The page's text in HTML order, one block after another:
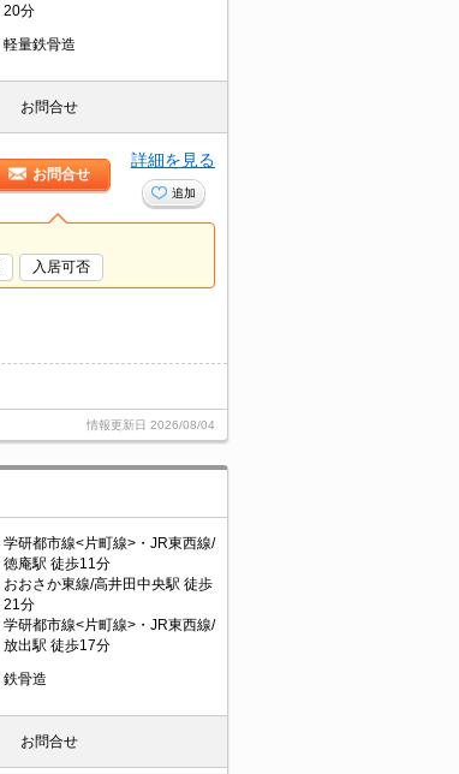
20分
軽量鉄骨造
お問合せ
お問合せ
詳細を見る
追加
入居可否
情報更新日 2026/08/04
学研都市線<片町線>・JR東西線/
徳庵駅 徒歩11分
おおさか東線/高井田中央駅 徒歩
21分
学研都市線<片町線>・JR東西線/
放出駅 徒歩17分
鉄骨造
お問合せ